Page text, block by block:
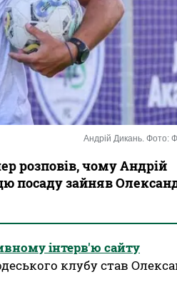
Андрій Дикань. Фото:
розповів, чому Андрій
посаду зайняв
інтерв'ю сайту
клубу став